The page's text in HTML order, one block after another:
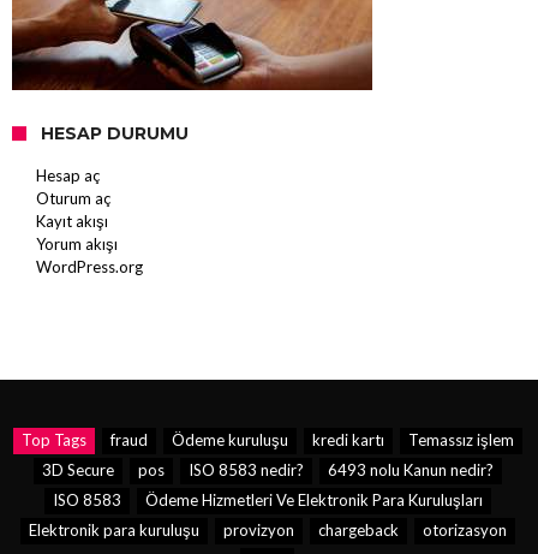
HESAP DURUMU
Hesap aç
Oturum aç
Kayıt akışı
Yorum akışı
WordPress.org
Top Tags fraud Ödeme kuruluşu kredi kartı
Temassız işlem
3D Secure
pos ISO 8583 nedir?
6493 nolu Kanun nedir?
ISO 8583
Ödeme Hizmetleri Ve Elektronik Para Kuruluşları
Elektronik para kuruluşu
provizyon chargeback
otorizasyon